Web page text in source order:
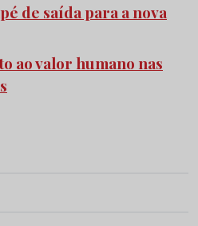
de saída para a nova
ao valor humano nas